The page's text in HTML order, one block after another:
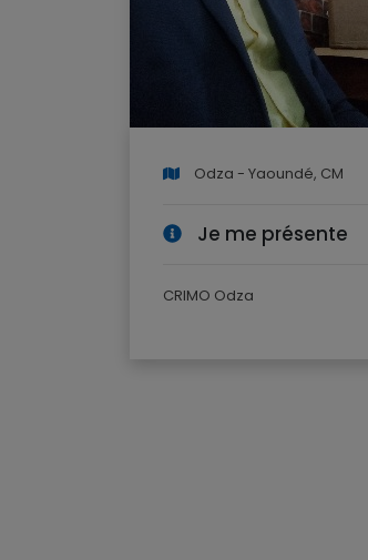
Odza - Yaoundé, CM
Je me présente
CRIMO Odza